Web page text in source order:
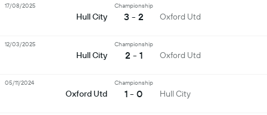
Hull City
Championship
3 - 2 Oxford Utd
17/08/2025
Hull City
Championship
2 - 1 Oxford Utd
12/03/2025
Oxford Utd
Championship
1 - 0 Hull City
05/11/2024